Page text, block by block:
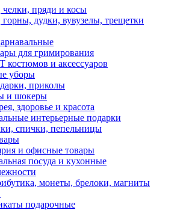
пряди и косы
дудки, вувузелы, трещетки
для гримирования
и аксессуаров
уборы
приколы
и шокеры
здоровье и красота
интерьерные подарки
спички, пепельницы
и офисные товары
посуда и кухонные
монеты, брелоки, магниты
подарочные